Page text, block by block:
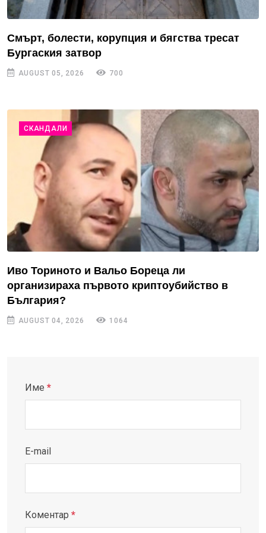
Смърт, болести, корупция и бягства тресат
Бургаския затвор
AUGUST 05, 2026 700
СКАНДАЛИ
Иво Ториното и Вальо Бореца ли
организираха първото криптоубийство в
България?
AUGUST 04, 2026 1064
Име *
E-mail
Коментар *